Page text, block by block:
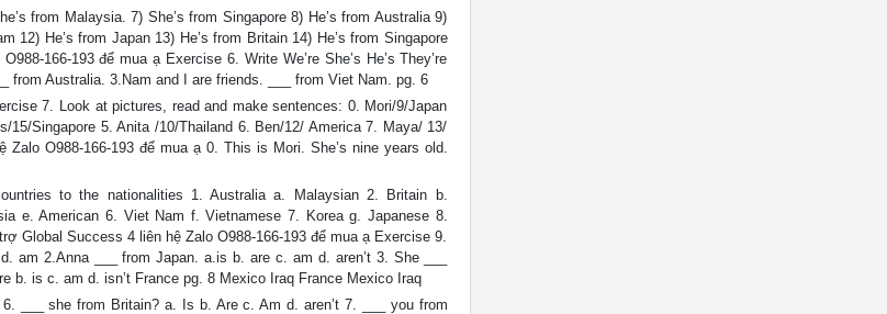
from Malaysia. 7) She’s from Singapore 8) He’s from Australia 9)
12) He’s from Japan 13) He’s from Britain 14) He’s from Singapore
166-193 để mua ạ Exercise 6. Write We’re She’s He’s They’re
Australia. 3.Nam and I are friends. ___ from Viet Nam. pg. 6
7. Look at pictures, read and make sentences: 0. Mori/9/Japan
Singapore 5. Anita /10/Thailand 6. Ben/12/ America 7. Maya/ 13/
O988-166-193 để mua ạ 0. This is Mori. She’s nine years old.
to the nationalities 1. Australia a. Malaysian 2. Britain b.
e. American 6. Viet Nam f. Vietnamese 7. Korea g. Japanese 8.
Global Success 4 liên hệ Zalo O988-166-193 để mua ạ Exercise 9.
am 2.Anna ___ from Japan. a.is b. are c. am d. aren’t 3. She ___
b. is c. am d. isn’t France pg. 8 Mexico Iraq France Mexico Iraq
___ she from Britain? a. Is b. Are c. Am d. aren’t 7. ___ you from